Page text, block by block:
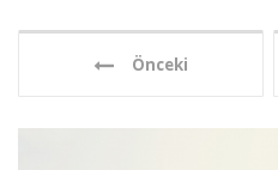
Önceki